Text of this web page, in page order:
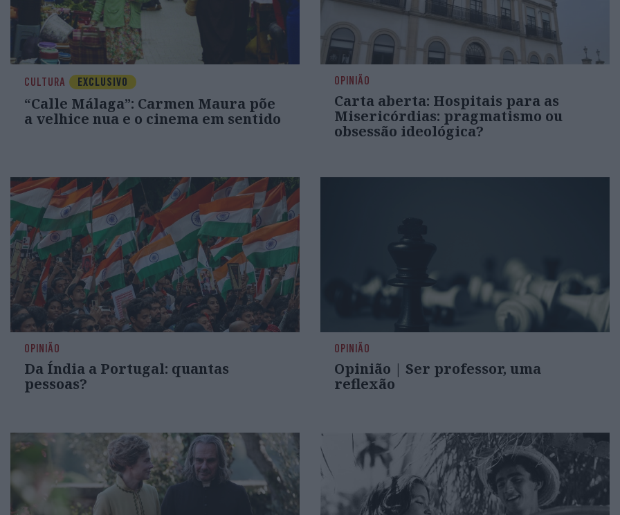
CULTURA EXCLUSIVO
“Calle Málaga”: Carmen Maura põe
a velhice nua e o cinema em sentido
OPINIÃO
Carta aberta: Hospitais para as
Misericórdias: pragmatismo ou
obsessão ideológica?
OPINIÃO
Da Índia a Portugal: quantas
pessoas?
OPINIÃO
Opinião | Ser professor, uma
reflexão